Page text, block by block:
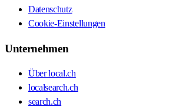
Datenschutz
Cookie-Einstellungen
Unternehmen
Über local.ch
localsearch.ch
search.ch